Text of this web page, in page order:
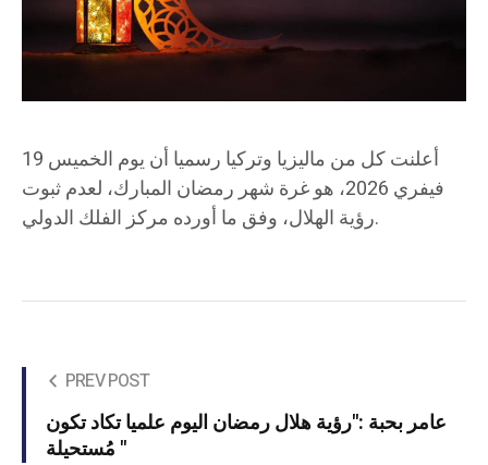
أعلنت كل من ماليزيا وتركيا رسميا أن يوم الخميس 19
فيفري 2026، هو غرة شهر رمضان المبارك، لعدم ثبوت
رؤية الهلال، وفق ما أورده مركز الفلك الدولي.
PREV POST
عامر بحبة :"رؤية هلال رمضان اليوم علميا تكاد تكون
مُستحيلة "